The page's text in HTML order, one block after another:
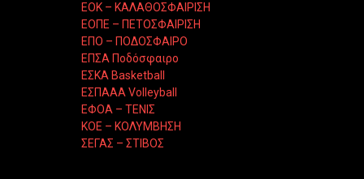
ΕΟΚ – ΚΑΛΑΘΟΣΦΑΙΡΙΣΗ
ΕΟΠΕ – ΠΕΤΟΣΦΑΙΡΙΣΗ
ΕΠΟ – ΠΟΔΟΣΦΑΙΡΟ
ΕΠΣΑ Ποδόσφαιρο
ΕΣΚΑ Basketball
ΕΣΠΑΑΑ Volleyball
ΕΦΟΑ – ΤΕΝΙΣ
ΚΟΕ – ΚΟΛΥΜΒΗΣΗ
ΣΕΓΑΣ – ΣΤΙΒΟΣ